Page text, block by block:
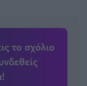
το σχόλιο